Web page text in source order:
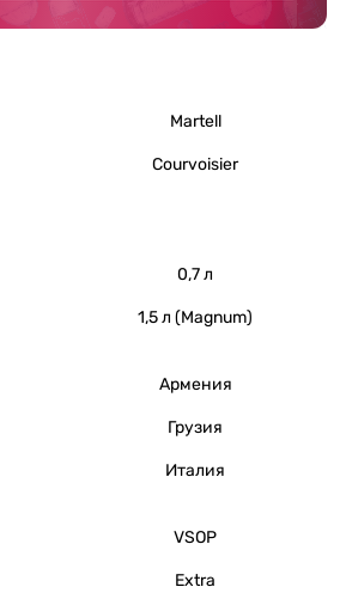
Martell
Courvoisier
0,7 л
1,5 л (Magnum)
Армения
Грузия
Италия
VSOP
Extra